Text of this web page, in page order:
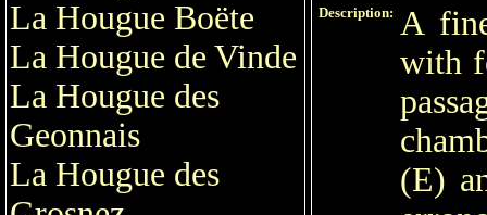
La Hougue Boëte
La Hougue de Vinde
La Hougue des
Geonnais
La Hougue des
Description: A
with
(E)